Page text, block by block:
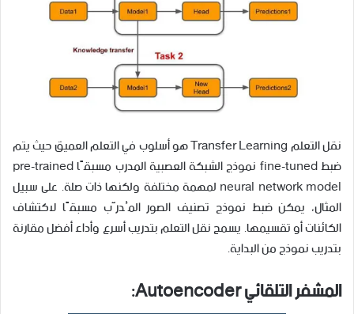
نقل التعلم Transfer Learning هو أسلوب في التعلم العميق حيث يتم
ضبط fine-tuned نموذج الشبكة العصبية المدرب مسبقًا pre-trained
neural network model لمهمة مختلفة ولكنها ذات صلة. على سبيل
المثال، يمكن ضبط نموذج تصنيف الصور المُدرَّب مسبقًا لاكتشاف
الكائنات أو تقسيمها. يسمح نقل التعلم بتدريب أسرع وأداء أفضل مقارنة
بتدريب نموذج من البداية.
المشفر التلقائي Autoencoder: